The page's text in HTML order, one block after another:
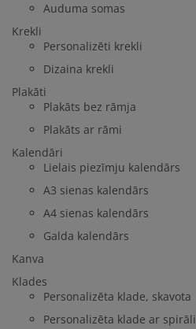
Auduma somas
Krekli
Personalizēti krekli
Dizaina krekli
Plakāti
Plakāts bez rāmja
Plakāts ar rāmi
Kalendāri
Lielais piezīmju kalendārs
A3 sienas kalendārs
A4 sienas kalendārs
Galda kalendārs
Kanva
Klades
Personalizēta klade, skavota
Personalizēta klade ar spirāli